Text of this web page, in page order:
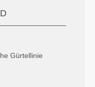
Gürtellinie